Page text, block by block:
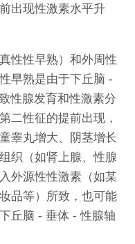
出现性激素水平升
性性早熟）和外周性
早熟是由于下丘脑 -
性腺发育和性激素分
二性征的提前出现，
睾丸增大、阴茎增长
织（如肾上腺、性腺
外源性性激素（如某
品等）所致，也可能
丘脑 - 垂体 - 性腺轴